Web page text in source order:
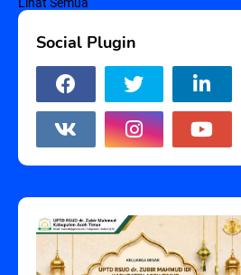
Social Plugin